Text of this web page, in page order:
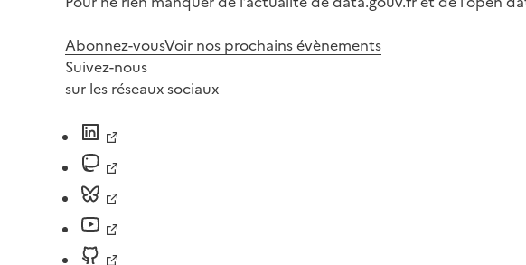
Abonnez-vousVoir nos prochains évènements
Suivez-nous
sur les réseaux sociaux